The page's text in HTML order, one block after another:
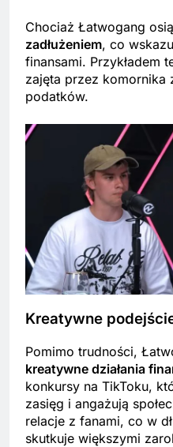
Chociaż Łatwogang
zadłużeniem, co
finansami. Przykładem
zajęta przez komornika
podatków.
Kreatywne
Pomimo trudności,
kreatywne działania
konkursy na TikToku,
zasięg i angażują
relacje z fanami, co w
skutkuje większymi